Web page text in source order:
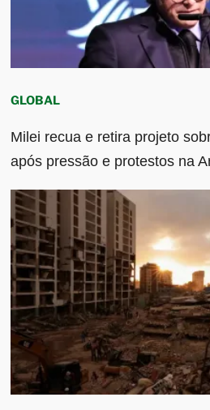
GLOBAL
Milei recua e retira projeto
após pressão e protestos na